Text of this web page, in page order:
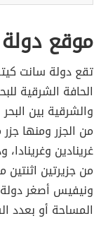
موقع
تقع دولة سانت
الحافة الشرقية
والشرقية بين
من الجزر ومنها
غرينادين
من جزيرتين
ونيفيس أصغر
المساحة أو بعدد